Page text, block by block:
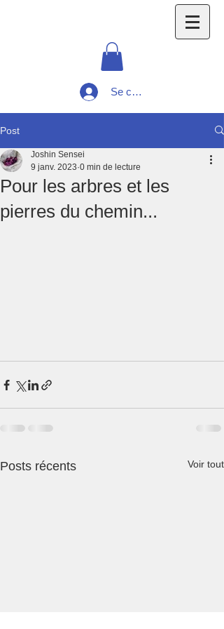
Se connecter
Post
Pour les arbres et les
pierres du chemin...
Joshin Sensei
9 janv. 2023 0 min de lecture
Posts récents Voir tout